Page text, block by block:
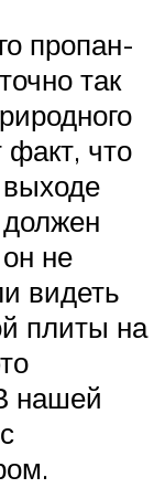
пропан-
так
факт, что
не
видеть
плиты на
нашей